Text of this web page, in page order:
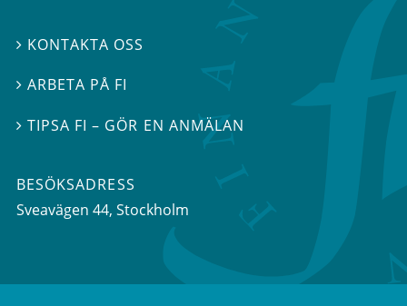
 KONTAKTA OSS
ARBETA PÅ FI
TIPSA FI – GÖR EN ANMÄLAN
BESÖKSADRESS
Sveavägen 44, Stockholm